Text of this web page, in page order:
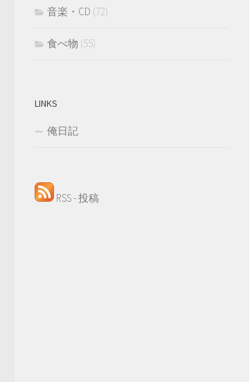
音楽・CD (72)
食べ物 (55)
LINKS
俺日記
RSS - 投稿